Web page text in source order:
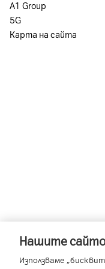
А1 Group
5G
Карта на сайта
Нашите
Използваме